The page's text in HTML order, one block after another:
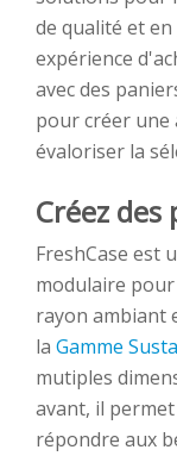
de qualité et
expérience
avec des
pour créer une
évaloriser la
Créez
FreshCase est
modulaire
rayon ambiant
la Gamme
mutiples
avant, il
répondre aux